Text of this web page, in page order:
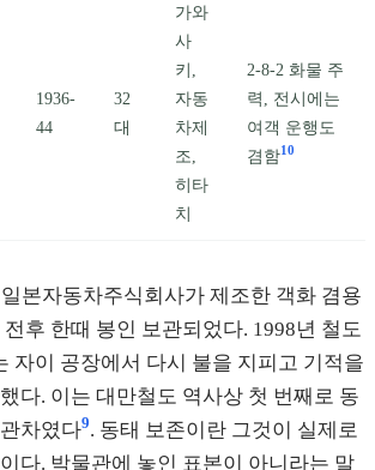
1936-
44
32
대
가와
사
키,
자동
차제
조,
히타
치
2-8-2 화물 주
력, 전시에는
여객 운행도
겸함10
본자동차주식회사가 제조한 객화 겸용
후 한때 봉인 보관되었다. 1998년 철도
자이 공장에서 다시 불을 지피고 기적을
다. 이는 대만철도 역사상 첫 번째로 동
차였다9. 동태 보존이란 그것이 실제로
다. 박물관에 놓인 표본이 아니라는 말